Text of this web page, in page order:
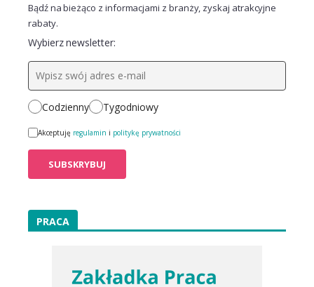
Bądź na bieżąco z informacjami z branży, zyskaj atrakcyjne
rabaty.
Wybierz newsletter:
Codzienny Tygodniowy
Akceptuję regulamin i politykę prywatności
PRACA